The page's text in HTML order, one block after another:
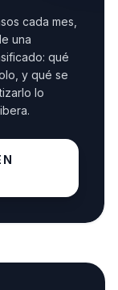
cada mes,
una
qué
y qué se
lo